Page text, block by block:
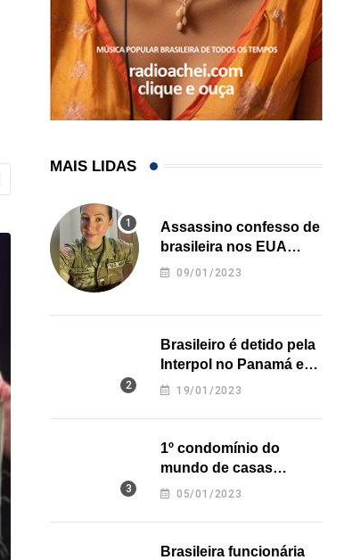
MAIS LIDAS
Assassino confesso de
brasileira nos EUA
revela onde deixou o
09/01/2023
Brasileiro é detido pela
Interpol no Panamá e
pode pegar prisão
19/01/2023
1º condomínio do
mundo de casas
impressas em 3D é
05/01/2023
Brasileira funcionária